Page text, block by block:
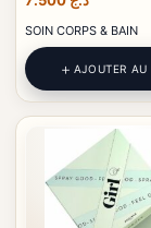
SOIN CORPS & BAIN
AJOUTER AU